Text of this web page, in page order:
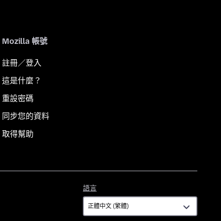
Mozilla 帳號
註冊／登入
這是什麼？
重設密碼
同步您的資料
取得幫助
語言
言